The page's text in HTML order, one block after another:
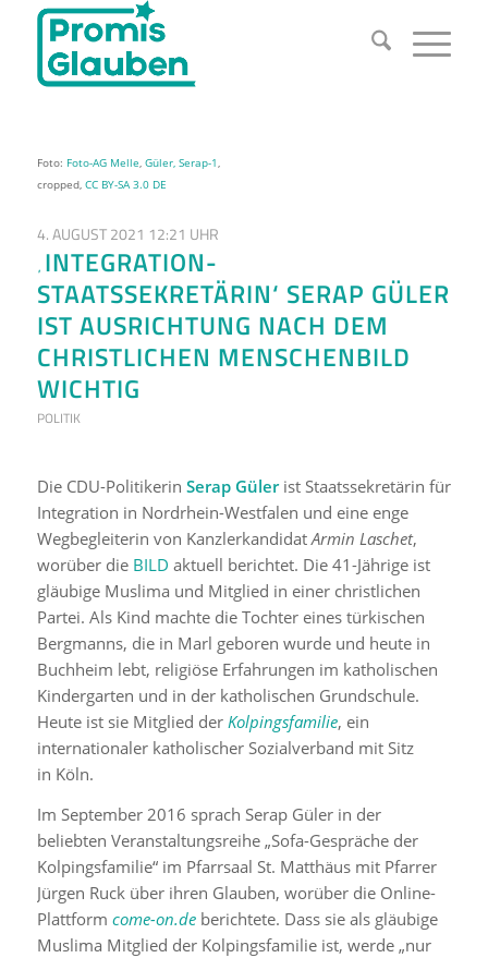
Foto: Foto-AG Melle Güler, Serap-1
cropped, CC BY-SA 3.0 DE
4. AUGUST 2021 12:21 UHR
‚INTEGRATION-
STAATSSEKRETÄRIN‘ SERAP GÜLER
IST AUSRICHTUNG NACH DEM
CHRISTLICHEN MENSCHENBILD
WICHTIG
POLITIK
Die CDU-Politikerin Serap Gülerist Staatssekretärin für
Integration in Nordrhein-Westfalen und eine enge
Wegbegleiterin von Kanzlerkandidat Armin Laschet,
worüber die BILD aktuell berichtet. Die 41-Jährige ist
gläubige Muslima und Mitglied in einer christlichen
Partei. Als Kind machte die Tochter eines türkischen
Bergmanns, die in Marl geboren wurde und heute in
Buchheim lebt, religiöse Erfahrungen im katholischen
Kindergarten und in der katholischen Grundschule.
Heute ist sie Mitglied der Kolpingsfamilie, ein
internationaler katholischer Sozialverband mit Sitz
in Köln.
Im September 2016 sprach Serap Güler in der
beliebten Veranstaltungsreihe „Sofa-Gespräche der
Kolpingsfamilie“ im Pfarrsaal St. Matthäus mit Pfarrer
Jürgen Ruck über ihren Glauben, worüber die Online-
Plattform come-on.deberichtete. Dass sie als gläubige
Muslima Mitglied der Kolpingsfamilie ist, werde „nur